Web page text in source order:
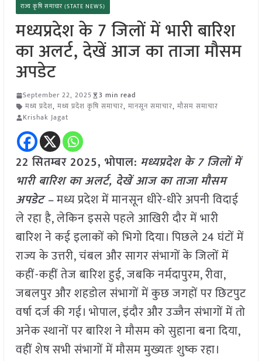
राज्य कृषि समाचार (STATE NEWS)
मध्यप्रदेश के 7 जिलों में भारी बारिश
का अलर्ट, देखें आज का ताजा मौसम
अपडेट
September 22, 2025
3 min read
मध्य प्रदेश, मध्य प्रदेश कृषि समाचार, मानसून समाचार, मौसम समाचार
Krishak Jagat
22 सितम्बर 2025, भोपाल: मध्यप्रदेश के 7 जिलों में
भारी बारिश का अलर्ट, देखें आज का ताजा मौसम
अपडेट –मध्य प्रदेश में मानसून धीरे-धीरे अपनी विदाई
ले रहा है, लेकिन इससे पहले आखिरी दौर में भारी
बारिश ने कई इलाकों को भिगो दिया। पिछले 24 घंटों में
राज्य के उत्तरी, चंबल और सागर संभागों के जिलों में
कहीं-कहीं तेज बारिश हुई, जबकि नर्मदापुरम, रीवा,
जबलपुर और शहडोल संभागों में कुछ जगहों पर छिटपुट
वर्षा दर्ज की गई। भोपाल, इंदौर और उज्जैन संभागों में तो
अनेक स्थानों पर बारिश ने मौसम को सुहाना बना दिया,
वहीं शेष सभी संभागों में मौसम मुख्यतः शुष्क रहा।